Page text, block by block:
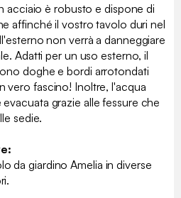
acciaio è robusto e dispone di
affinché il vostro tavolo duri nel
non verrà a danneggiare
Adatti per un uso esterno, il
doghe e bordi arrotondati
vero fascino! Inoltre, l'acqua
grazie alle fessure che
sedie.
da giardino Amelia in diverse